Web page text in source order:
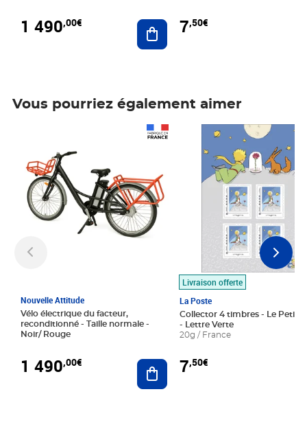
1 490,00€ Ajouter au panier
7,50€
Vous pourriez également aimer
Nouvelle Attitude
Vélo électrique du facteur,
reconditionné - Taille normale -
Noir/ Rouge
1 490,00€ Ajouter au panier
Livraison offerte
La Poste
Collector 4 timbres - Le Petit
- Lettre Verte
20g / France
7,50€
Prix 7,50€